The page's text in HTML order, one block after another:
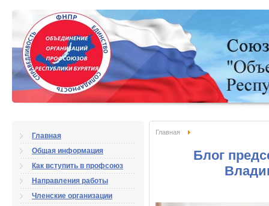
Главная
Общая информация
Как вступить в профсоюз
Направления работы
Членские организации
Главная
Блог